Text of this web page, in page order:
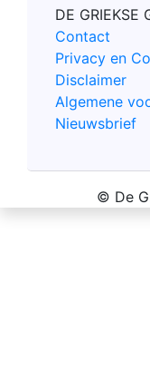
DE GRIEKSE
Contact
Privacy en
Disclaimer
Algemene
Nieuwsbrief
© De